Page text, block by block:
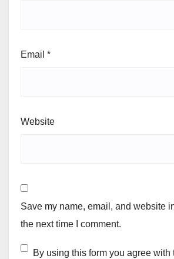
Email *
Website
Save my name, email, and website
the next time I comment.
By using this form you agree with